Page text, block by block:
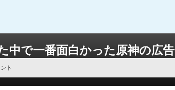
中で一番面白かった原神の広告
ト